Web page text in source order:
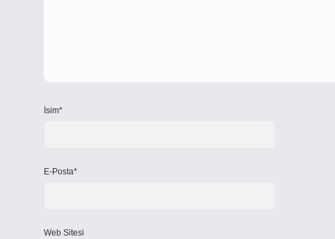
İsim*
E-Posta*
Web Sitesi